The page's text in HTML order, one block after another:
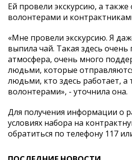
Ей провели экскурсию, а также
волонтерами и
«Мне провели экскурсию. Я
выпила чай. Такая здесь очень
атмосфера, очень много
людьми, которые
людьми, кто здесь работает, а
волонтерами», - уточнила она.
Для получения информации о
условиях набора на
обратиться по телефону 117